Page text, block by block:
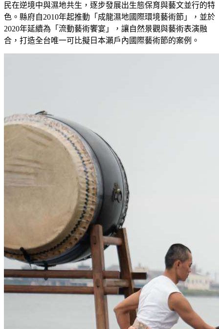
民在逆境中與濕地共生，逐步發展出生態保育與藝文並行的特
色。縣府自2010年起推動「成龍濕地國際環境藝術節」，並於
2020年延續為「流動藝術饗宴」，讓自然景觀與藝術表演融
合，打造全台唯一可比擬日本瀨戶內國際藝術節的案例。